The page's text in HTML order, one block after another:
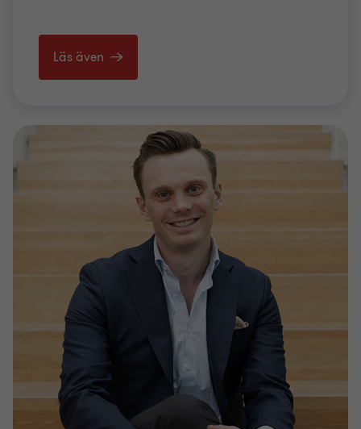
Läs även